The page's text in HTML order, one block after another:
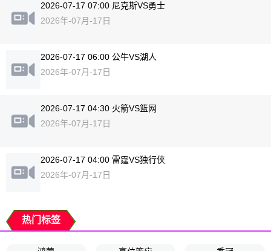
2026-07-17 07:00 尼克斯VS勇士
2026年-07月-17日
2026-07-17 06:00 公牛VS湖人
2026年-07月-17日
2026-07-17 04:30 火箭VS篮网
2026年-07月-17日
2026-07-17 04:00 雷霆VS独行侠
2026年-07月-17日
热门标签